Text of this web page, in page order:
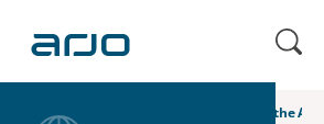
und E-Learning VTE Prevention and the